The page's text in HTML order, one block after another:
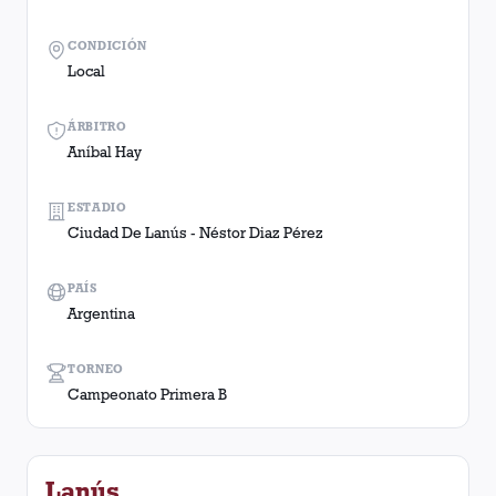
ÁRBITRO
Aníbal Hay
TORNEO
Campeonato Primera B
CONDICIÓN
Local
ESTADIO
Ciudad De Lanús - Néstor Diaz Pérez
PAÍS
Argentina